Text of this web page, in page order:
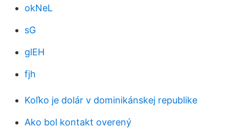
okNeL
sG
glEH
fjh
Koľko je dolár v dominikánskej republike
Ako bol kontakt overený